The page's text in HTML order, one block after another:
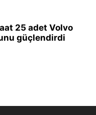
25 adet Volvo
güçlendirdi